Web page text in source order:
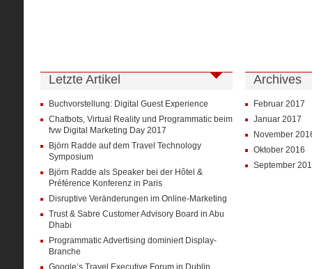
Letzte Artikel
Buchvorstellung: Digital Guest Experience
Chatbots, Virtual Reality und Programmatic beim
fvw Digital Marketing Day 2017
Björn Radde auf dem Travel Technology
Symposium
Björn Radde als Speaker bei der Hôtel &
Préférence Konferenz in Paris
Disruptive Veränderungen im Online-Marketing
Trust & Sabre Customer Advisory Board in Abu
Dhabi
Programmatic Advertising dominiert Display-
Branche
Google’s Travel Executive Forum in Dublin
Archives
Februar 2017
Januar 2017
November
Oktober 2016
September